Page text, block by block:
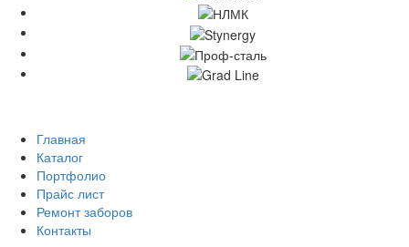
Главная
Каталог
Портфолио
Прайс лист
Ремонт заборов
Контакты